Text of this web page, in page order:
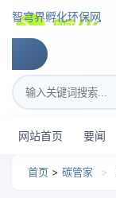
智穹界孵化环保网
搜索关键词
网站首页 要闻
首页 > 碳管家 >